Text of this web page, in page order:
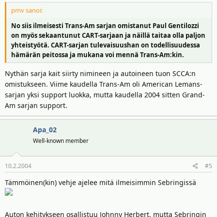
pmv sanoi:
No siis ilmeisesti Trans-Am sarjan omistanut Paul Gentilozzi
on myös sekaantunut CART-sarjaan ja näillä taitaa olla paljon
yhteistyötä. CART-sarjan tulevaisuushan on todellisuudessa
hämärän peitossa ja mukana voi mennä Trans-Am:kin.
Nythän sarja kait siirty nimineen ja autoineen tuon SCCA:n
omistukseen. Viime kaudella Trans-Am oli American Lemans-
sarjan yksi support luokka, mutta kaudella 2004 sitten Grand-
Am sarjan support.
Apa_02
Well-known member
10.2.2004 #5
Tämmöinen(kin) vehje ajelee mitä ilmeisimmin Sebringissä
Auton kehitykseen osallistuu Johnny Herbert, mutta Sebringin